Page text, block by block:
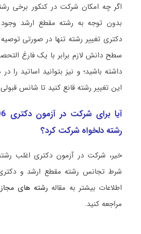
اگر چه امکان شرکت در کنکور برخی
بدون توجه به رشته مقطع ارشد وجود
دکتری تغییر رشته تنها در صورتی
سطح دانش لازم برابر با یک فارغ
داشته باشید؛ و نیز بتوانید اساتید را در
این تغییر رشته قانع کنید تا شانس
رشته دلخواه شرکت کرد؟
خیر، شرکت در آزمون دکتری اغلب
شرط تجانس رشته مقطع ارشد و
اطلاعات بیشتر به مقاله رشته های
مراجعه کنید.